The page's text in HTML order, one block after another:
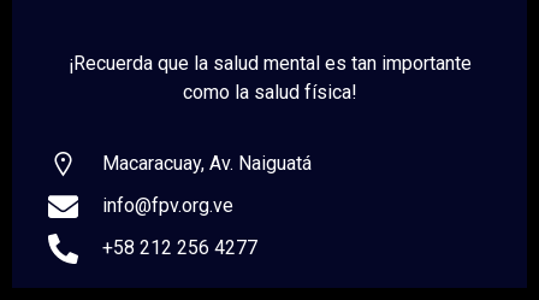
¡Recuerda que la salud mental es tan importante
como la salud física!
Macaracuay, Av. Naiguatá
info@fpv.org.ve
+58 212 256 4277